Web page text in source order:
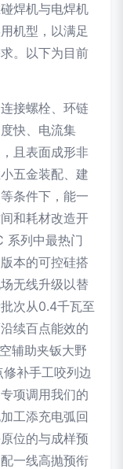
焊机与电焊机
机型，以满足
。以下为目前
接螺栓、环链
快、电流集
且表面成形非
五金装配、建
条件下，能一
和耗材改造开
系列中最热门
本的可控硅搭
无线升级以替
次从0.4千瓦至
续百点能效的
辅助夹钣大野
补手工咬列边
项调用我们的
工添充电弧回
位的与成样预
一线高抛预衔